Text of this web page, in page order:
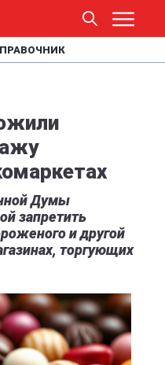
Думы
запретить
и другой
торгующих